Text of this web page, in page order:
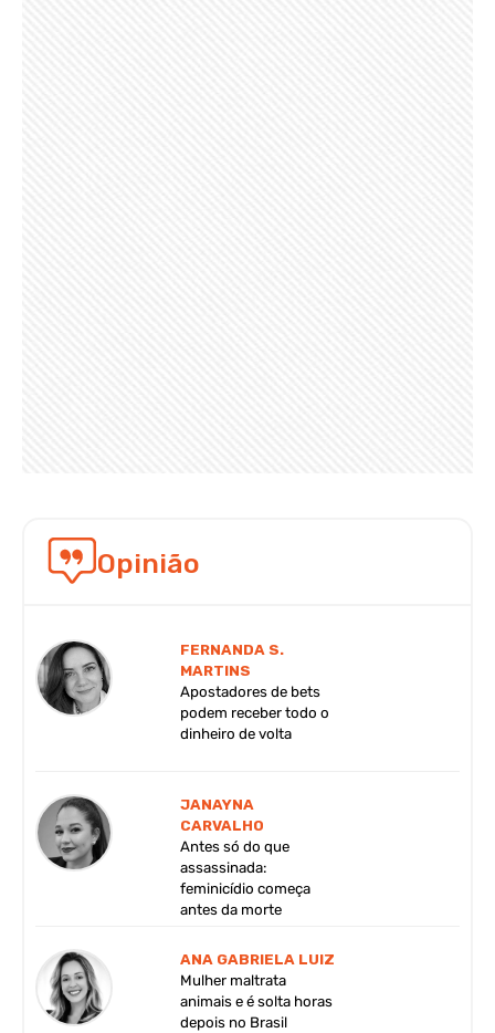
Opinião
FERNANDA S.
MARTINS
Apostadores de bets
podem receber todo o
dinheiro de volta
JANAYNA
CARVALHO
Antes só do que
assassinada:
feminicídio começa
antes da morte
ANA GABRIELA LUIZ
Mulher maltrata
animais e é solta horas
depois no Brasil